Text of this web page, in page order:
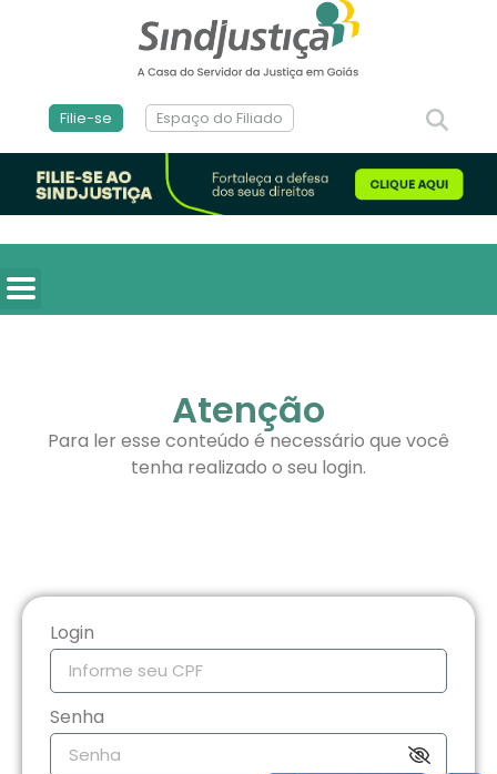
Filie-se Espaço do Filiado
Atenção
Para ler esse conteúdo é necessário que você
tenha realizado o seu login.
Login
Senha